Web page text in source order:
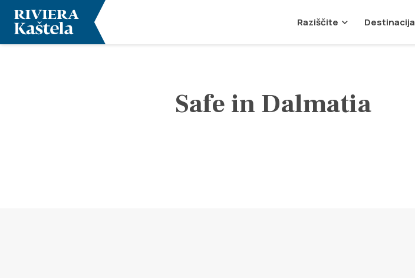
Raziščite Destinacija
Safe in Dalmatia